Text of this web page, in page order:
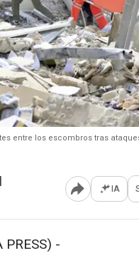
entre los escombros tras
Abrir IA
PRESS) -